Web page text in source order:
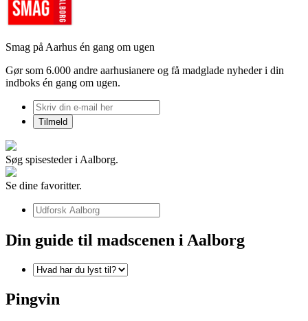
Smag på Aarhus én gang om ugen
Gør som 6.000 andre aarhusianere og få madglade nyheder i din
indboks én gang om ugen.
Søg spisesteder i Aalborg.
Se dine favoritter.
Din guide til madscenen i Aalborg
Pingvin